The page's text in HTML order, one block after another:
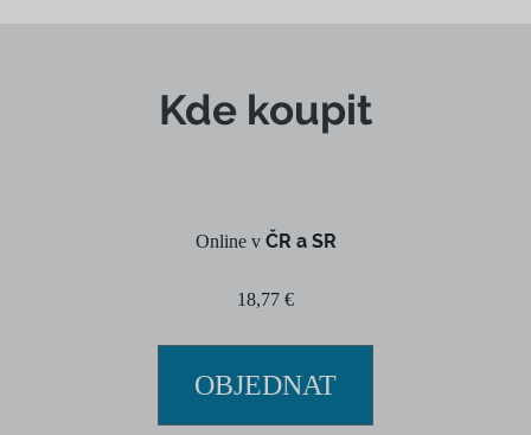
Kde koupit
Online v ČR a SR
18,77 €
OBJEDNAT